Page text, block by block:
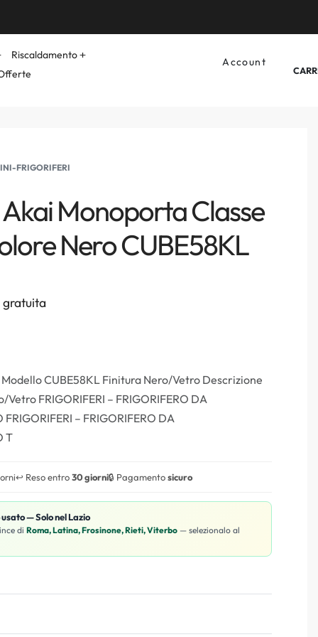
Riscaldamento
Account
FRIGORIFERI
Monoporta Classe
Nero CUBE58KL
gratuita
CUBE58KL Finitura Nero/Vetro Descrizione
Vetro FRIGORIFERI – FRIGORIFERO DA
– FRIGORIFERO DA
T
↩️ Reso entro30 giorni🔒 Pagamentosicuro
— Solo nel Lazio
di Roma, Latina, Frosinone, Rieti, Viterbo — selezionalo al